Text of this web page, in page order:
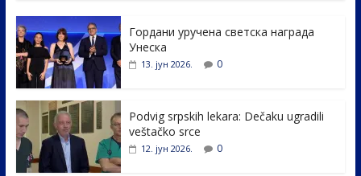
e
b
o
o
k
itt
er e
dI
e
Гордани уручена светска награда
Унеска
13. јун 2026. 0
Podvig srpskih lekara: Dečaku ugradili
veštačko srce
12. јун 2026. 0